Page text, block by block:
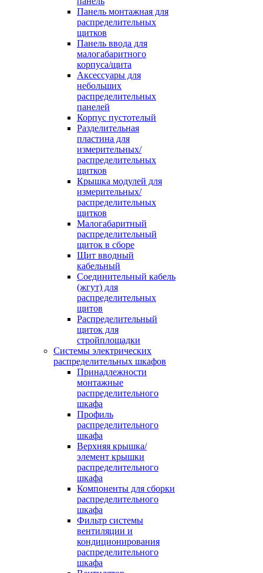
Панель монтажная для
распределительных
щитков
Панель ввода для
малогабаритного
корпуса/щита
Аксессуары для
небольших
распределительных
панелей
Корпус пустотелый
Разделительная
пластина для
измерительных/
распределительных
щитков
Крышка модулей для
измерительных/
распределительных
щитков
Малогабаритный
распределительный
щиток в сборе
Щит вводный
кабельный
Соединительный кабель
(жгут) для
распределительных
щитов
Распределительный
щиток для
стройплощадки
Системы электрических
распределительных шкафов
Принадлежности
монтажные
распределительного
шкафа
Профиль
распределительного
шкафа
Верхняя крышка/
элемент крышки
распределительного
шкафа
Компоненты для сборки
распределительного
шкафа
Фильтр системы
вентиляции и
кондиционирования
распределительного
шкафа